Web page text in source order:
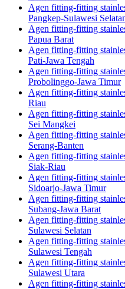
Agen fitting-fitting
Pangkep-Sulawesi
Agen fitting-fitting
Papua Barat
Agen fitting-fitting
Pati-Jawa Tengah
Agen fitting-fitting
Probolinggo-Jawa Timur
Agen fitting-fitting
Riau
Agen fitting-fitting
Sei Mangkei
Agen fitting-fitting
Serang-Banten
Agen fitting-fitting
Siak-Riau
Agen fitting-fitting
Sidoarjo-Jawa Timur
Agen fitting-fitting
Subang-Jawa Barat
Agen fitting-fitting
Sulawesi Selatan
Agen fitting-fitting
Sulawesi Tengah
Agen fitting-fitting
Sulawesi Utara
Agen fitting-fitting